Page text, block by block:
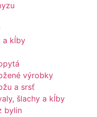
a kĺby
výrobky
a srsť
šlachy a kĺby
bylin